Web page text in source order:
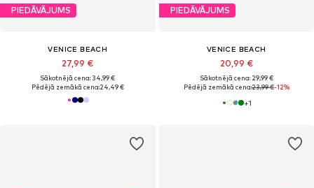
PIEDĀVĀJUMS
VENICE BEACH
27,99 €
Sākotnējā cena: 34,99 €
Pēdējā zemākā cena:24,49 €
PIEDĀVĀJUMS
VENICE BEACH
20,99 €
Sākotnējā cena: 29,99 €
Pēdējā zemākā cena:23,99 €-12%
+1